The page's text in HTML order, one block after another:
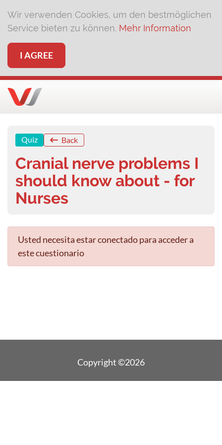
Wir verwenden Cookies, um den bestmöglichen
Service bieten zu können. Mehr Information
I AGREE
Quiz Back
Cranial nerve problems I
should know about - for
Nurses
Usted necesita estar conectado para acceder a
este cuestionario
Copyright ©2026